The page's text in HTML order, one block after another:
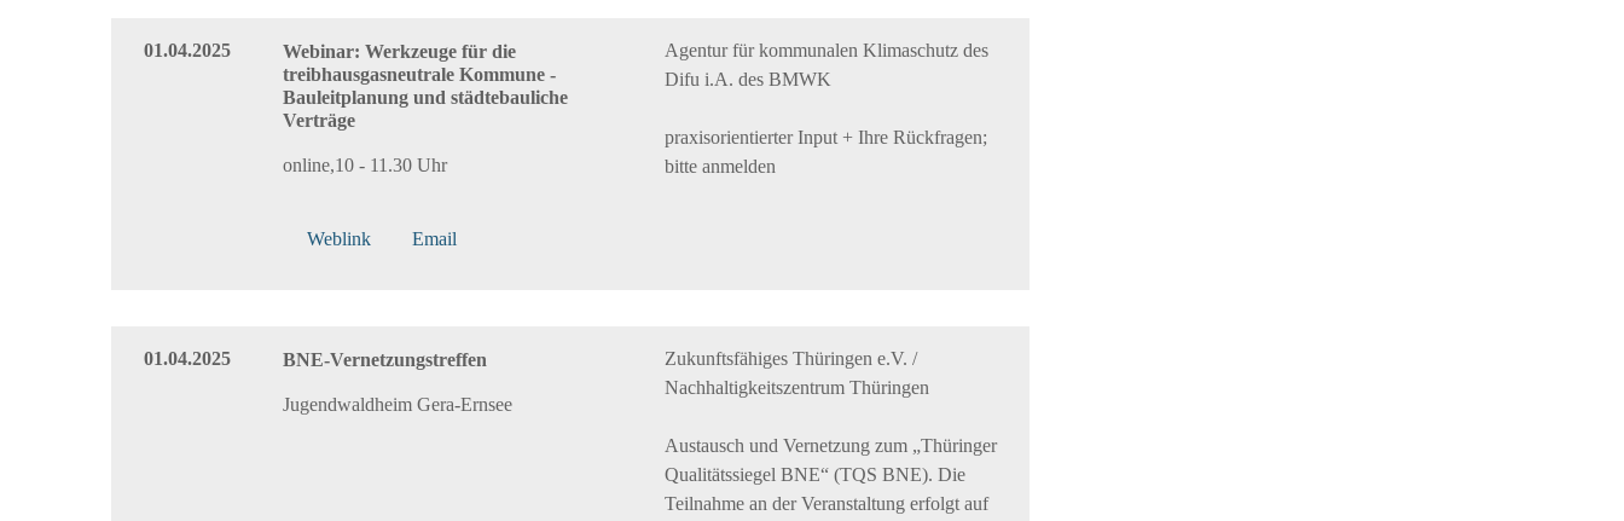
01.04.2025
Webinar: Werkzeuge für die
treibhausgasneutrale Kommune -
Bauleitplanung und städtebauliche
Verträge
online,10 - 11.30 Uhr
Agentur für kommunalen Klimaschutz des
Difu i.A. des BMWK
praxisorientierter Input + Ihre Rückfragen;
bitte anmelden
Weblink Email
01.04.2025 BNE-Vernetzungstreffen
Jugendwaldheim Gera-Ernsee
Zukunftsfähiges Thüringen e.V. /
Nachhaltigkeitszentrum Thüringen
Austausch und Vernetzung zum „Thüringer
Qualitätssiegel BNE“ (TQS BNE). Die
Teilnahme an der Veranstaltung erfolgt auf